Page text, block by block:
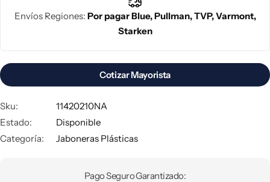
Envíos Regiones: Por pagar Blue, Pullman, TVP, Varmont,
Starken
Cotizar Mayorista
Sku:
11420210NA
Estado:
Disponible
Categoría:
Jaboneras Plásticas
Pago Seguro Garantizado: